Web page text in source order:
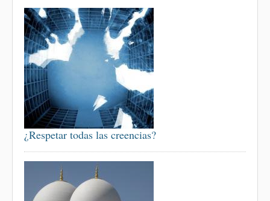
¿Respetar todas las creencias?